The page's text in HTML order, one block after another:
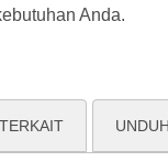
Anda.